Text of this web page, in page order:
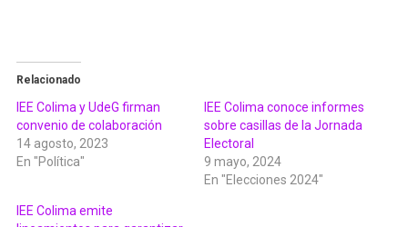
Relacionado
IEE Colima y UdeG firman
convenio de colaboración
14 agosto, 2023
En "Política"
IEE Colima conoce informes
sobre casillas de la Jornada
Electoral
9 mayo, 2024
En "Elecciones 2024"
IEE Colima emite